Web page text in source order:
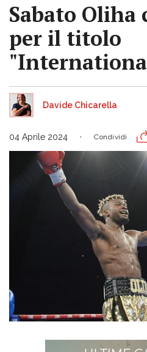
Sabato Oliha
per il titolo
Davide Chicarella
04 Aprile 2024 Condividi